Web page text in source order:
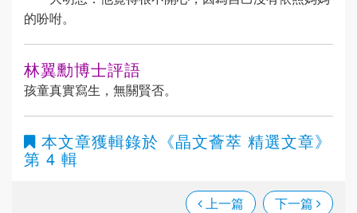
的吩咐。
林翼勳博士評語
孩童真實寫生，無關賢否。
本文章獲輯錄於 《晶文薈萃 精選文章》
第 4 輯
上一篇 下一篇